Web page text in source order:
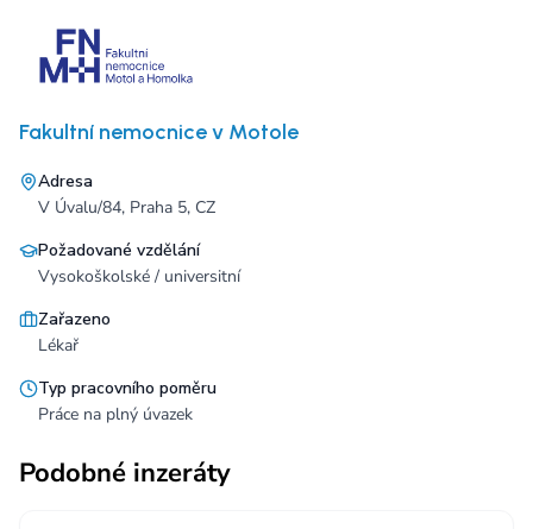
Fakultní nemocnice v Motole
Adresa
V Úvalu/84, Praha 5, CZ
Požadované vzdělání
Vysokoškolské / universitní
Zařazeno
Lékař
Typ pracovního poměru
Práce na plný úvazek
Podobné inzeráty